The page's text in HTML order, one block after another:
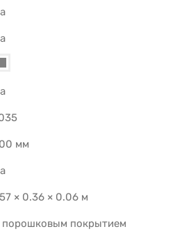
мм
× 0.36 × 0.06 м
порошковым покрытием